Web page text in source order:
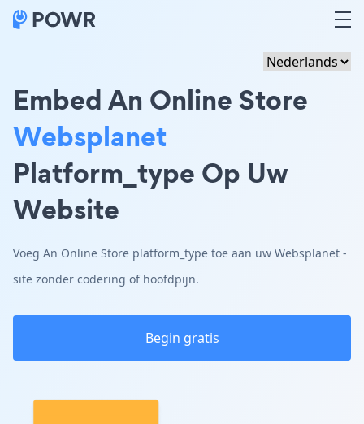
Embed An Online Store
Websplanet
Platform_type Op Uw
Website
Voeg An Online Store platform_type toe aan uw Websplanet -
site zonder codering of hoofdpijn.
Begin gratis